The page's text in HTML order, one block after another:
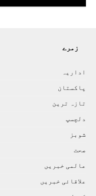
زمرے
اداريہ
پاکستان
تازہ ترين
دلچسپ
شوبز
صحت
عالمی خبريں
علاقائی خبريں